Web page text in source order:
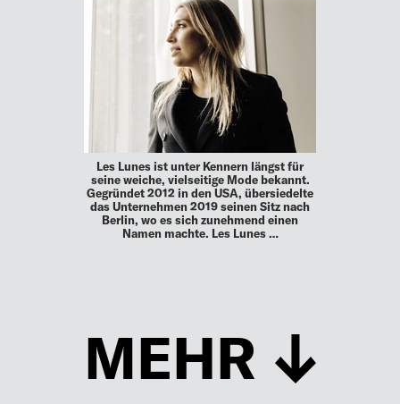
Les Lunes ist unter Kennern längst für
seine weiche, vielseitige Mode bekannt.
Gegründet 2012 in den USA, übersiedelte
das Unternehmen 2019 seinen Sitz nach
Berlin, wo es sich zunehmend einen
Namen machte. Les Lunes …
MEHR